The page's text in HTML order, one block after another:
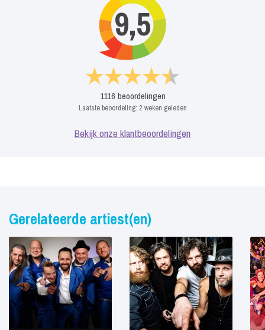
9,5
1116 beoordelingen
Laatste beoordeling: 2 weken geleden
Bekijk onze klantbeoordelingen
Gerelateerde artiest(en)